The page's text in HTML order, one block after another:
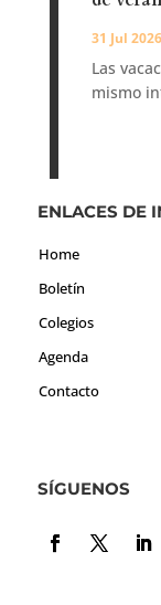
31 Jul 2026
Las
mismo
ENLACES DE
Home
Boletín
Colegios
Agenda
Contacto
SÍGUENOS